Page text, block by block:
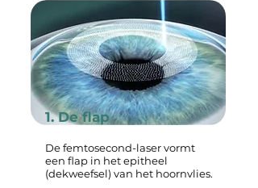
1. De flap
De femtosecond-laser vormt
een flap in het epitheel
(dekweefsel) van het hoornvlies.